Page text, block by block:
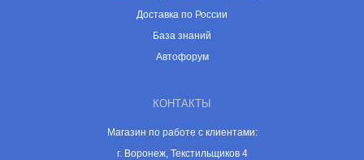
Доставка по России
База знаний
Автофорум
КОНТАКТЫ
Магазин по работе с клиентами:
г. Воронеж, Текстильщиков 4